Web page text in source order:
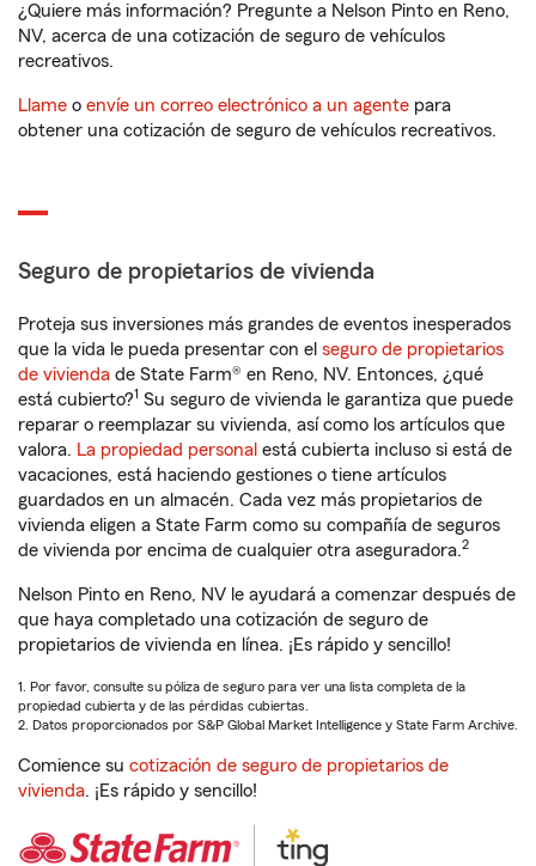
¿Quiere más información? Pregunte a Nelson Pinto en Reno,
NV, acerca de una cotización de seguro de vehículos
recreativos.
Llame o envíe un correo electrónico a un agente para
obtener una cotización de seguro de vehículos recreativos.
Seguro de propietarios de vivienda
Proteja sus inversiones más grandes de eventos inesperados
que la vida le pueda presentar con el seguro de propietarios
de vivienda de State Farm® en Reno, NV. Entonces, ¿qué
está cubierto?1 Su seguro de vivienda le garantiza que puede
reparar o reemplazar su vivienda, así como los artículos que
valora. La propiedad personal está cubierta incluso si está de
vacaciones, está haciendo gestiones o tiene artículos
guardados en un almacén. Cada vez más propietarios de
vivienda eligen a State Farm como su compañía de seguros
de vivienda por encima de cualquier otra aseguradora.2
Nelson Pinto en Reno, NV le ayudará a comenzar después de
que haya completado una cotización de seguro de
propietarios de vivienda en línea. ¡Es rápido y sencillo!
1. Por favor, consulte su póliza de seguro para ver una lista completa de la
propiedad cubierta y de las pérdidas cubiertas.
2. Datos proporcionados por S&P Global Market Intelligence y State Farm Archive.
Comience su cotización de seguro de propietarios de
vivienda. ¡Es rápido y sencillo!